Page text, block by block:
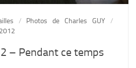
/ Photos de Charles GUY /
– Pendant ce temps